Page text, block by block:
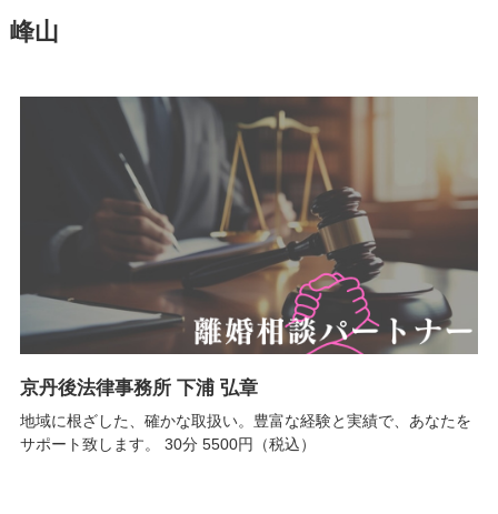
峰山
京丹後法律事務所 下浦 弘章
地域に根ざした、確かな取扱い。豊富な経験と実績で、あなたを
サポート致します。 30分 5500円（税込）